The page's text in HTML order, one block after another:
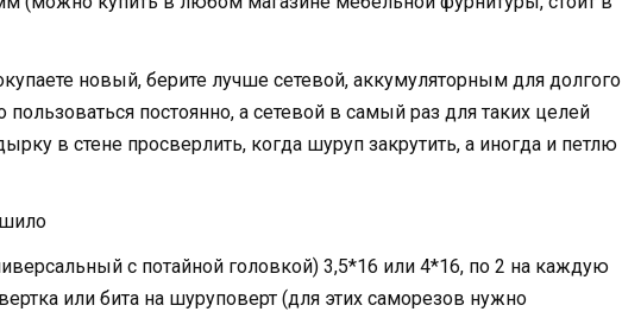
новый, берите лучше сетевой, аккумуляторным для долгого
постоянно, а сетевой в самый раз для таких целей
в стене просверлить, когда шуруп закрутить, а иногда и петлю
с потайной головкой) 3,5*16 или 4*16, по 2 на каждую
или бита на шуруповерт (для этих саморезов нужно